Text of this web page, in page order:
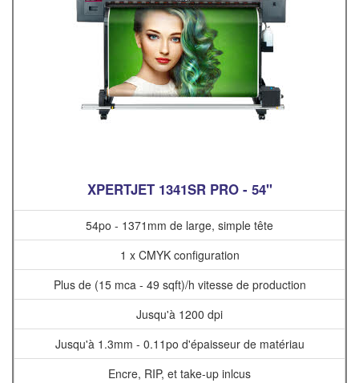
XPERTJET 1341SR PRO - 54"
54po - 1371mm de large, simple tête
1 x CMYK configuration
Plus de (15 mca - 49 sqft)/h vitesse de production
Jusqu'à 1200 dpi
Jusqu'à 1.3mm - 0.11po d'épaisseur de matériau
Encre, RIP, et take-up inlcus